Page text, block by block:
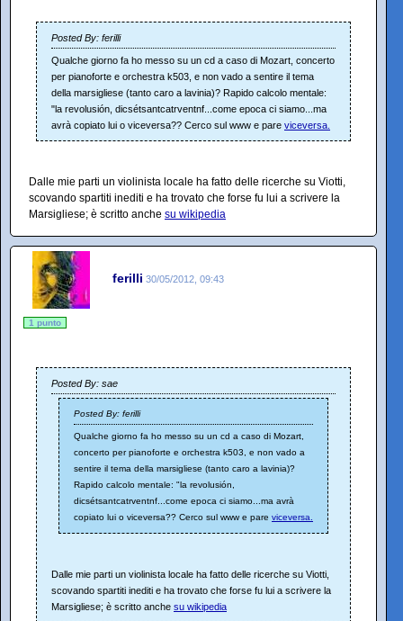
Posted By: ferilli
Qualche giorno fa ho messo su un cd a caso di Mozart, concerto
per pianoforte e orchestra k503, e non vado a sentire il tema
della marsigliese (tanto caro a lavinia)? Rapido calcolo mentale:
"la revolusión, dicsétsantcatrventnf...come epoca ci siamo...ma
avrà copiato lui o viceversa?? Cerco sul www e pare viceversa.
Dalle mie parti un violinista locale ha fatto delle ricerche su Viotti,
scovando spartiti inediti e ha trovato che forse fu lui a scrivere la
Marsigliese; è scritto anche su wikipedia
ferilli 30/05/2012, 09:43
1 punto
Posted By: sae
Posted By: ferilli
Qualche giorno fa ho messo su un cd a caso di Mozart,
concerto per pianoforte e orchestra k503, e non vado a
sentire il tema della marsigliese (tanto caro a lavinia)?
Rapido calcolo mentale: "la revolusión,
dicsétsantcatrventnf...come epoca ci siamo...ma avrà
copiato lui o viceversa?? Cerco sul www e pare viceversa.
Dalle mie parti un violinista locale ha fatto delle ricerche su Viotti,
scovando spartiti inediti e ha trovato che forse fu lui a scrivere la
Marsigliese; è scritto anche su wikipedia